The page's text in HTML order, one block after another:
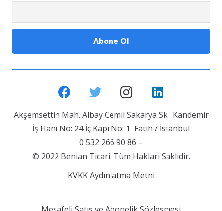
Akşemsettin Mah. Albay Cemil Sakarya Sk. Kandemir
İş Hanı No: 24 İç Kapı No: 1 Fatih / İstanbul
0 532 266 90 86 –
© 2022 Benian Ticari. Tüm Haklari Saklidir.
KVKK Aydınlatma Metni